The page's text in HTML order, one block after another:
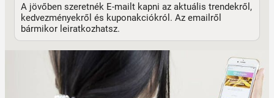
A jövőben szeretnék E-mailt kapni az aktuális trendekről,
kedvezményekről és kuponakciókról. Az emailről
bármikor leiratkozhatsz.